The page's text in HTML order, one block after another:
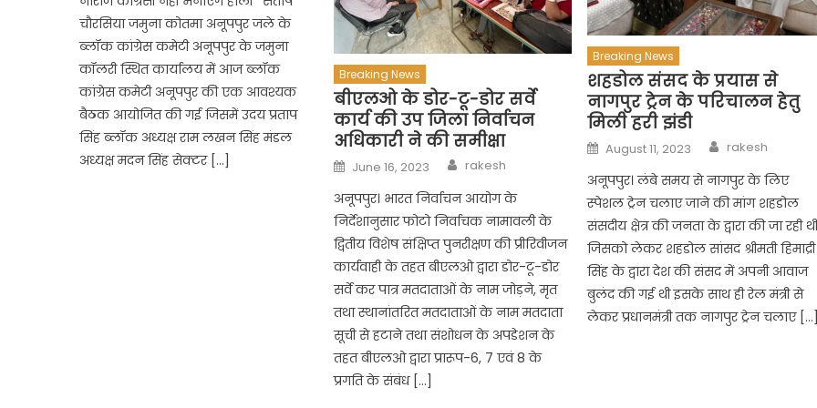
चौरसिया जमुना कोतमा अनूपपुर जले के
ब्लॉक कांग्रेस कमेटी अनूपपुर के जमुना
कॉलरी स्थित कार्यालय में आज ब्लॉक
कांग्रेस कमेटी अनूपपुर की एक आवश्यक
बैठक आयोजित की गई जिसमें उदय प्रताप
सिंह ब्लॉक अध्यक्ष राम लखन सिंह मंडल
अध्यक्ष मदन सिंह सेक्टर […]
Breaking News
बीएलओ के डोर-टू-डोर सर्वे
कार्य की उप जिला निर्वाचन
अधिकारी ने की समीक्षा
Posted
on
June 16, 2023 Author
rakesh
अनूपपुर। भारत निर्वाचन आयोग के
निर्देशानुसार फोटो निर्वाचक नामावली के
द्वितीय विशेष संक्षिप्त पुनरीक्षण की प्रीरिवीजन
कार्यवाही के तहत बीएलओ द्वारा डोर-टू-डोर
सर्वे कर पात्र मतदाताओं के नाम जोड़ने, मृत
तथा स्थानांतरित मतदाताओं के नाम मतदाता
सूची से हटाने तथा संशोधन के अपडेशन के
तहत बीएलओ द्वारा प्रारूप-6, 7 एवं 8 के
प्रगति के संबंध […]
Breaking News
शहडोल संसद के प्रयास से
नागपुर ट्रेन के परिचालन हेतु
मिली हरी झंडी
Posted
on
August 11, 2023 Author
rakesh
अनूपपुर। लंबे समय से नागपुर के लिए
स्पेशल ट्रेन चलाए जाने की मांग शहडोल
संसदीय क्षेत्र की जनता के द्वारा की जा रही
जिसको लेकर शहडोल सांसद श्रीमती हिमाद्री
सिंह के द्वारा देश की संसद में अपनी आवाज
बुलंद की गई थी इसके साथ ही रेल मंत्री से
लेकर प्रधानमंत्री तक नागपुर ट्रेन चलाए